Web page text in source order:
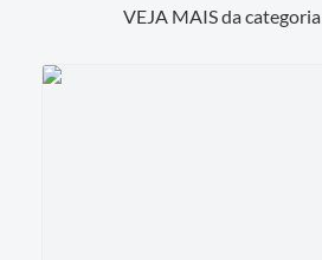
VEJA MAIS da categoria